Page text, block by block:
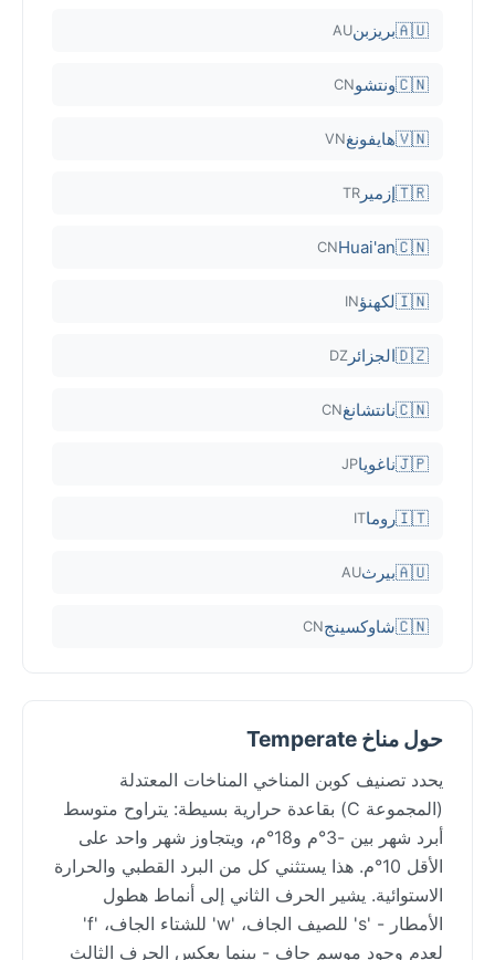
🇦🇺بريزبنAU
🇨🇳ونتشوCN
🇻🇳هايفونغVN
🇹🇷إزمير TR
🇨🇳
Huai'an
CN
🇮🇳لكهنؤIN
🇩🇿الجزائر DZ
🇨🇳نانتشانغCN
🇯🇵ناغوياJP
🇮🇹روماIT
🇦🇺بيرثAU
🇨🇳شاوكسينجCN
حول مناخ Temperate
يحدد تصنيف كوبن المناخي المناخات المعتدلة
(المجموعة C) بقاعدة حرارية بسيطة: يتراوح متوسط
أبرد شهر بين -3°م و18°م، ويتجاوز شهر واحد على
الأقل 10°م. هذا يستثني كل من البرد القطبي والحرارة
الاستوائية. يشير الحرف الثاني إلى أنماط هطول
الأمطار - 's' للصيف الجاف، 'w' للشتاء الجاف، 'f'
لعدم وجود موسم جاف - بينما يعكس الحرف الثالث